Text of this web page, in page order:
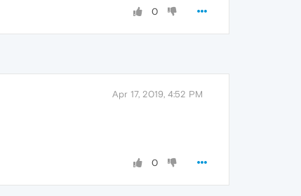
0
Apr 17, 2019, 4:52 PM
0